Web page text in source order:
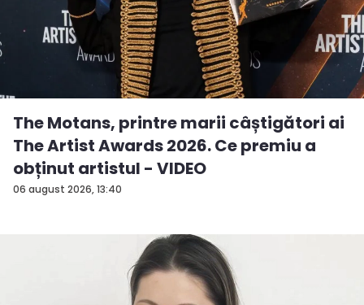
06 august 2026, 13:40
The Motans, printre marii câștigători ai
The Artist Awards 2026. Ce premiu a
obținut artistul - VIDEO